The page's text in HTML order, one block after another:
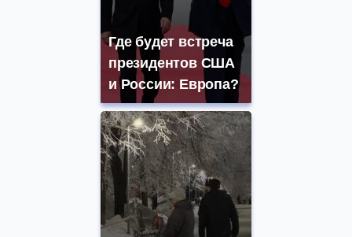
Где будет встреча
президентов США
и России: Европа?